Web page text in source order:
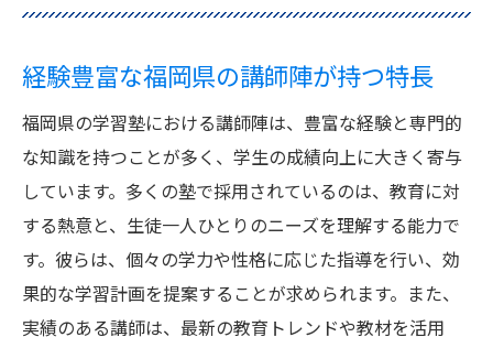
経験豊富な福岡県の講師陣が持つ特長
福岡県の学習塾における講師陣は、豊富な経験と専門的
な知識を持つことが多く、学生の成績向上に大きく寄与
しています。多くの塾で採用されているのは、教育に対
する熱意と、生徒一人ひとりのニーズを理解する能力で
す。彼らは、個々の学力や性格に応じた指導を行い、効
果的な学習計画を提案することが求められます。また、
実績のある講師は、最新の教育トレンドや教材を活用